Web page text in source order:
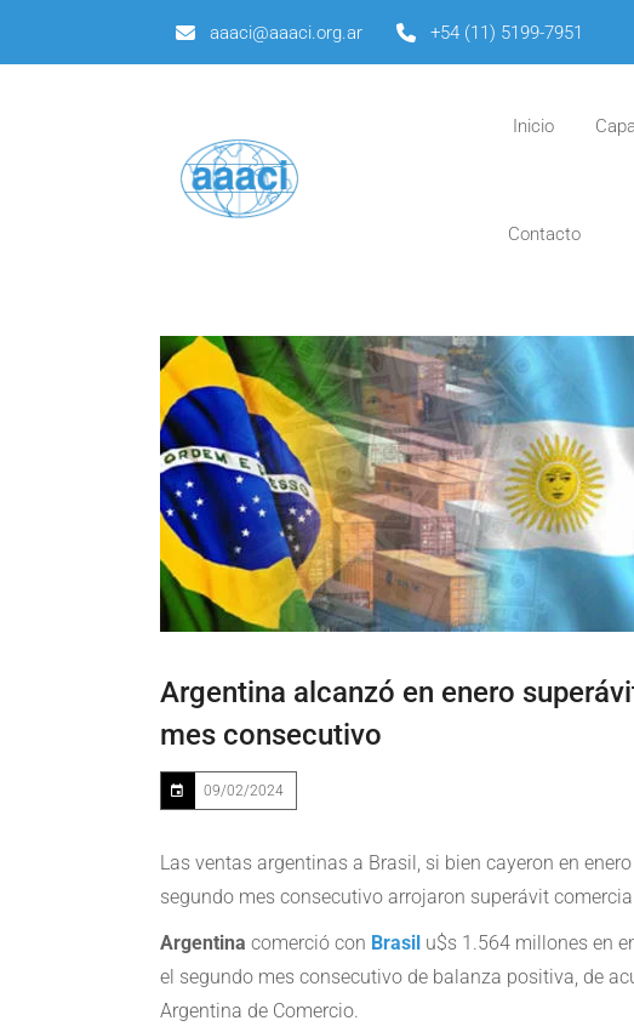
aaaci@aaaci.org.ar +54 (11) 5199-7951
Inicio
Contacto
Argentina alcanzó en enero
mes consecutivo
09/02/2024
Las ventas argentinas a Brasil, si bien cayeron en
segundo mes consecutivo arrojaron superávit
Argentina comerció con Brasil u$s 1.564 millones en
el segundo mes consecutivo de balanza positiva, de
Argentina de Comercio.